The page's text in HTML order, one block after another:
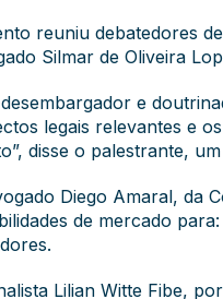
reuniu debatedores
Silmar de Oliveira
e
legais relevantes e
disse o palestrante,
Diego Amaral, da
de mercado
.
Lilian Witte Fibe,